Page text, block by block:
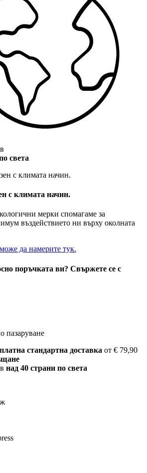
света
с климата начин.
мерки спомагаме за
въздействието ни върху околната
да намерите тук.
поръчката ви? Свържете се с
пазаруване
стандартна доставка от € 79,90
над 40 страни по света